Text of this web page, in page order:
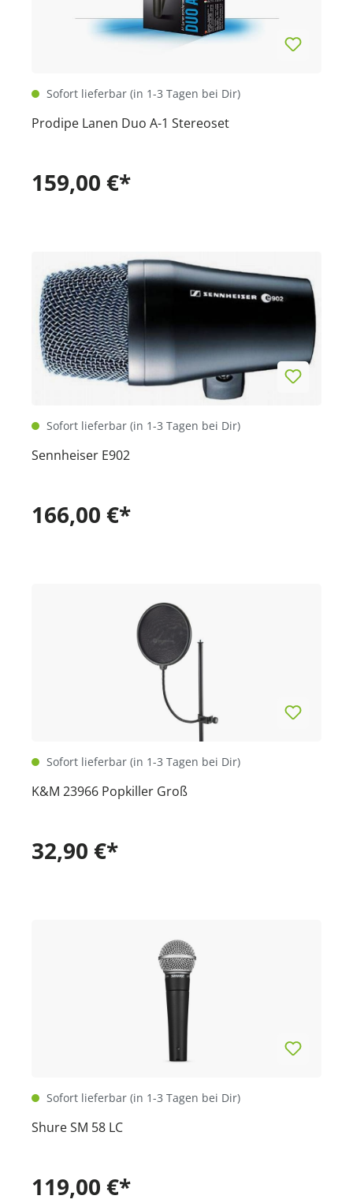
Sofort lieferbar (in 1-3 Tagen bei Dir)
Prodipe Lanen Duo A-1 Stereoset
159,00 €*
Sofort lieferbar (in 1-3 Tagen bei Dir)
Sennheiser E902
166,00 €*
Sofort lieferbar (in 1-3 Tagen bei Dir)
K&M 23966 Popkiller Groß
32,90 €*
Sofort lieferbar (in 1-3 Tagen bei Dir)
Shure SM 58 LC
119,00 €*